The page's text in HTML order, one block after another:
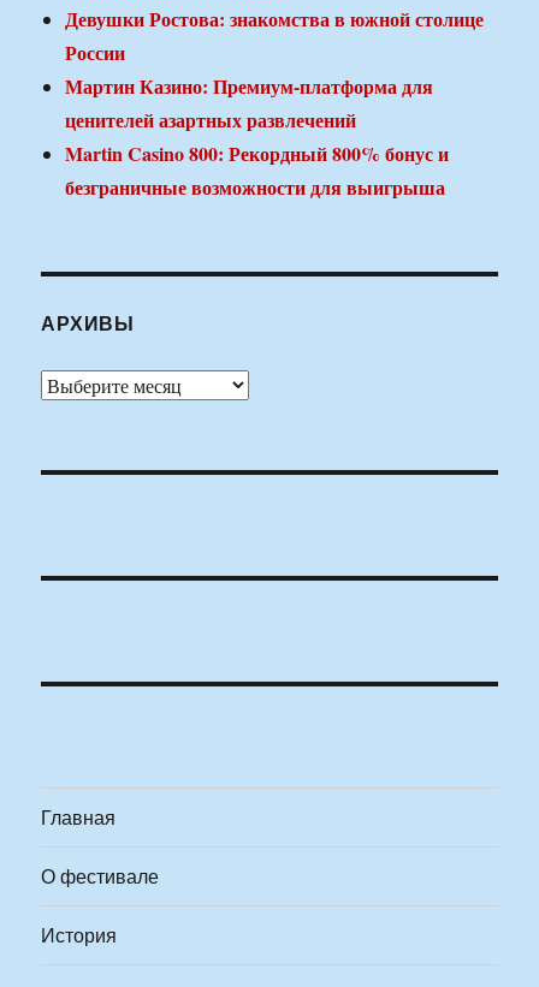
Девушки Ростова: знакомства в южной столице
России
Мартин Казино: Премиум-платформа для
ценителей азартных развлечений
Martin Casino 800: Рекордный 800% бонус и
безграничные возможности для выигрыша
АРХИВЫ
Архивы
Главная
О фестивале
История